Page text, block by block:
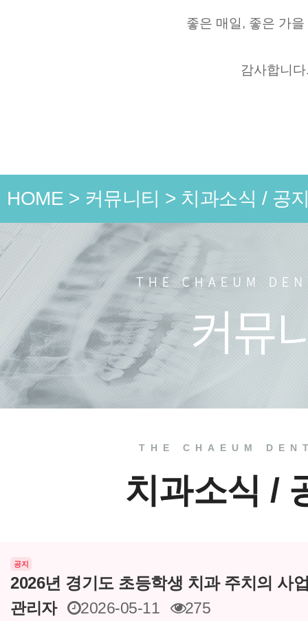
좋은 매일, 좋은 가
감사합니
HOME > 커뮤니티 > 치과소식 / 공
치료 전
THE CHAEUM
치과소식 /
공지
2026년 경기도 초등학생 치과 주치의 사
관리자
2026-05-11 275